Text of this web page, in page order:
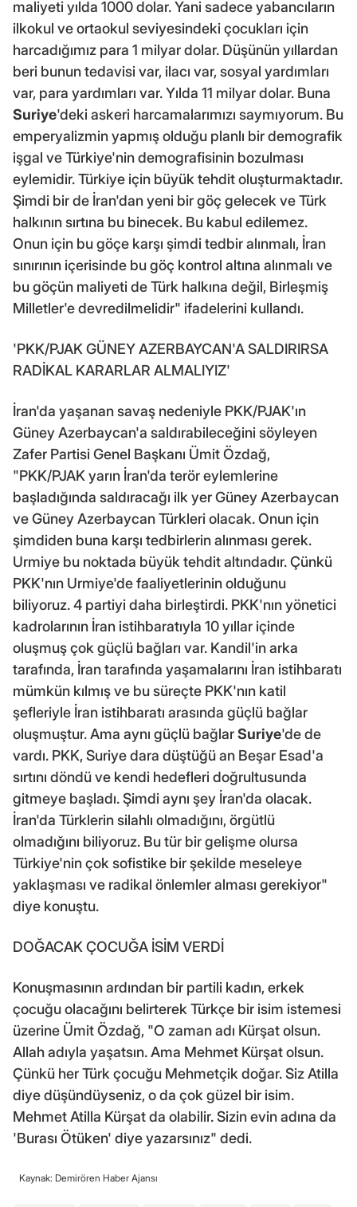
maliyeti yılda 1000 dolar. Yani sadece yabancıların
ilkokul ve ortaokul seviyesindeki çocukları için
harcadığımız para 1 milyar dolar. Düşünün yıllardan
beri bunun tedavisi var, ilacı var, sosyal yardımları
var, para yardımları var. Yılda 11 milyar dolar. Buna
Suriye'deki askeri harcamalarımızı saymıyorum. Bu
emperyalizmin yapmış olduğu planlı bir demografik
işgal ve Türkiye'nin demografisinin bozulması
eylemidir. Türkiye için büyük tehdit oluşturmaktadır.
Şimdi bir de İran'dan yeni bir göç gelecek ve Türk
halkının sırtına bu binecek. Bu kabul edilemez.
Onun için bu göçe karşı şimdi tedbir alınmalı, İran
sınırının içerisinde bu göç kontrol altına alınmalı ve
bu göçün maliyeti de Türk halkına değil, Birleşmiş
Milletler'e devredilmelidir" ifadelerini kullandı.
'PKK/PJAK GÜNEY AZERBAYCAN'A SALDIRIRSA
RADİKAL KARARLAR ALMALIYIZ'
İran'da yaşanan savaş nedeniyle PKK/PJAK'ın
Güney Azerbaycan'a saldırabileceğini söyleyen
Zafer Partisi Genel Başkanı Ümit Özdağ,
"PKK/PJAK yarın İran'da terör eylemlerine
başladığında saldıracağı ilk yer Güney Azerbaycan
ve Güney Azerbaycan Türkleri olacak. Onun için
şimdiden buna karşı tedbirlerin alınması gerek.
Urmiye bu noktada büyük tehdit altındadır. Çünkü
PKK'nın Urmiye'de faaliyetlerinin olduğunu
biliyoruz. 4 partiyi daha birleştirdi. PKK'nın yönetici
kadrolarının İran istihbaratıyla 10 yıllar içinde
oluşmuş çok güçlü bağları var. Kandil'in arka
tarafında, İran tarafında yaşamalarını İran istihbaratı
mümkün kılmış ve bu süreçte PKK'nın katil
şefleriyle İran istihbaratı arasında güçlü bağlar
oluşmuştur. Ama aynı güçlü bağlarSuriye'de de
vardı. PKK, Suriye dara düştüğü an Beşar Esad'a
sırtını döndü ve kendi hedefleri doğrultusunda
gitmeye başladı. Şimdi aynı şey İran'da olacak.
İran'da Türklerin silahlı olmadığını, örgütlü
olmadığını biliyoruz. Bu tür bir gelişme olursa
Türkiye'nin çok sofistike bir şekilde meseleye
yaklaşması ve radikal önlemler alması gerekiyor"
diye konuştu.
DOĞACAK ÇOCUĞA İSİM VERDİ
Konuşmasının ardından bir partili kadın, erkek
çocuğu olacağını belirterek Türkçe bir isim istemesi
üzerine Ümit Özdağ, "O zaman adı Kürşat olsun.
Allah adıyla yaşatsın. Ama Mehmet Kürşat olsun.
Çünkü her Türk çocuğu Mehmetçik doğar. Siz Atilla
diye düşündüyseniz, o da çok güzel bir isim.
Mehmet Atilla Kürşat da olabilir. Sizin evin adına da
'Burası Ötüken' diye yazarsınız" dedi.
Kaynak: Demirören Haber Ajansı